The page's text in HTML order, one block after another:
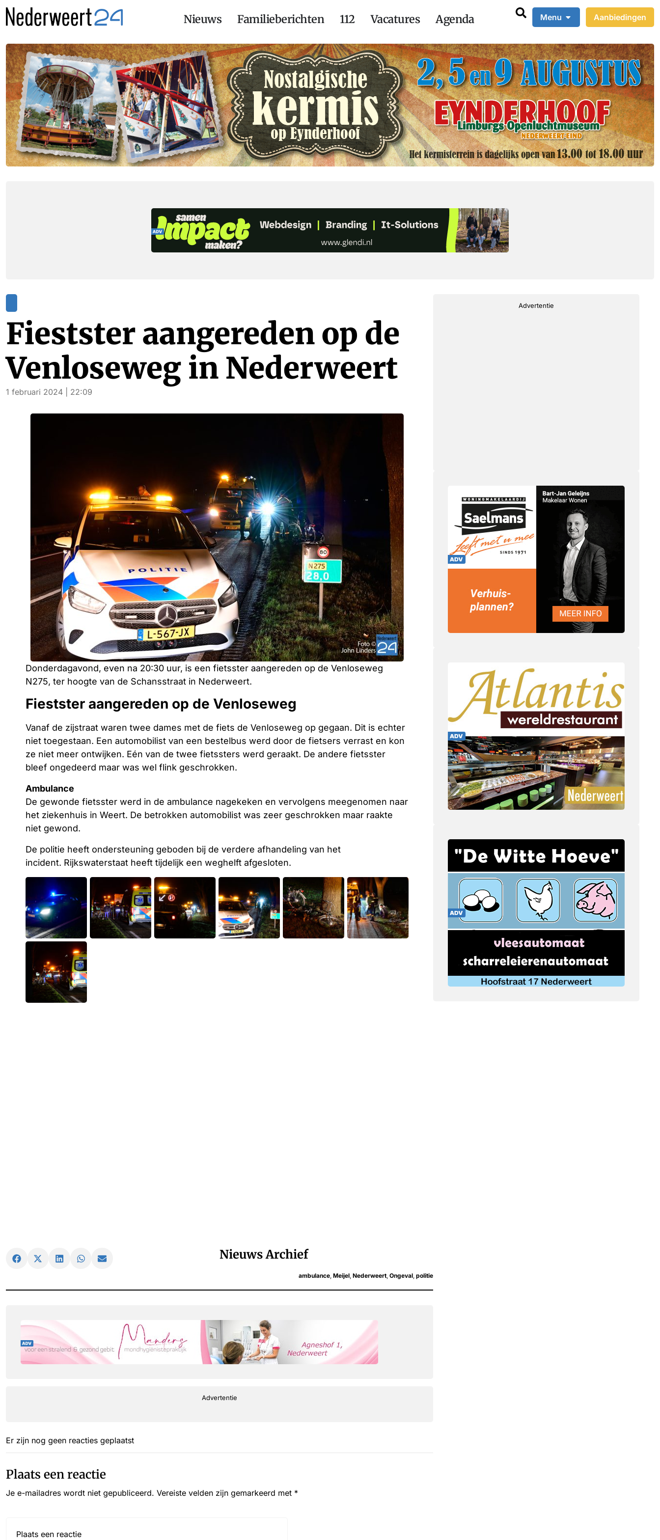
Nieuws Familieberichten 112 Vacatures Agenda Menu Aanbiedingen
Fiestster aangereden op de
Venloseweg in Nederweert
1 februari 2024 | 22:09
Donderdagavond, even na 20:30 uur, is een fietsster aangereden op de Venloseweg
N275, ter hoogte van de Schansstraat in Nederweert.
Fiestster aangereden op de Venloseweg
Vanaf de zijstraat waren twee dames met de fiets de Venloseweg op gegaan. Dit is echter
niet toegestaan. Een automobilist van een bestelbus werd door de fietsers verrast en kon
ze niet meer ontwijken. Eén van de twee fietssters werd geraakt. De andere fietsster
bleef ongedeerd maar was wel flink geschrokken.
Ambulance
De gewonde fietsster werd in de ambulance nagekeken en vervolgens meegenomen naar
het ziekenhuis in Weert. De betrokken automobilist was zeer geschrokken maar raakte
niet gewond.
De politie heeft ondersteuning geboden bij de verdere afhandeling van het
incident. Rijkswaterstaat heeft tijdelijk een weghelft afgesloten.
Nieuws Archief
ambulance, Meijel, Nederweert, Ongeval, politie
Advertentie
Er zijn nog geen reacties geplaatst
Plaats een reactie
Je e-mailadres wordt niet gepubliceerd. Vereiste velden zijn gemarkeerd met *
Advertentie